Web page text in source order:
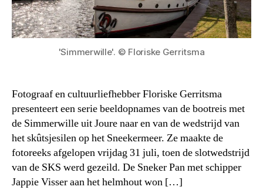
'Simmerwille'. © Floriske Gerritsma
Fotograaf en cultuurliefhebber Floriske Gerritsma
presenteert een serie beeldopnames van de bootreis met
de Simmerwille uit Joure naar en van de wedstrijd van
het skûtsjesilen op het Sneekermeer. Ze maakte de
fotoreeks afgelopen vrijdag 31 juli, toen de slotwedstrijd
van de SKS werd gezeild. De Sneker Pan met schipper
Jappie Visser aan het helmhout won […]